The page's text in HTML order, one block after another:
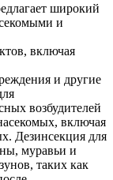
широкий
и
включая
и другие
возбудителей
включая
Дезинсекция для
муравьи и
таких как